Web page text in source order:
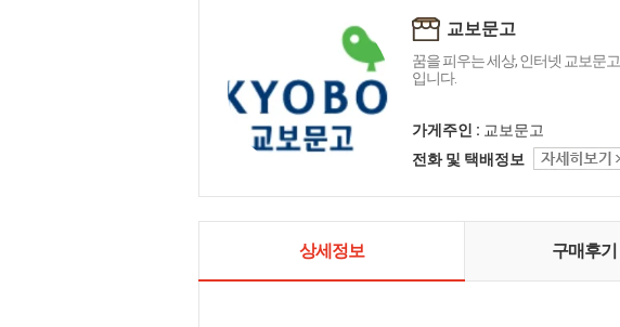
교보문고
꿈을 피우는 세상, 인터넷 교보문고
입니다.
가게주인 : 교보문고
전화 및 택배정보
상세정보 구매후기